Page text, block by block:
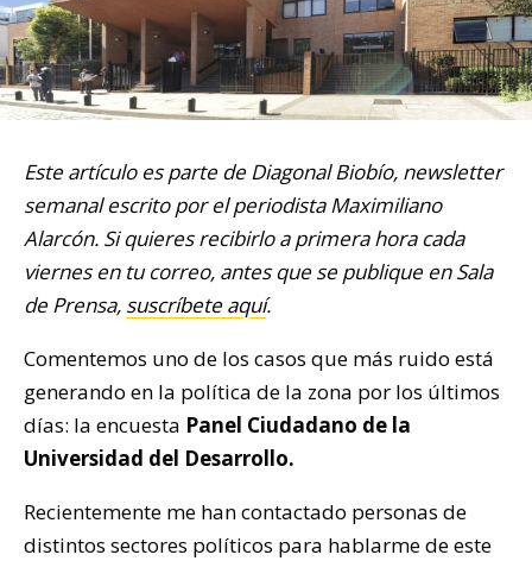
Este artículo es parte de Diagonal Biobío, newsletter
semanal escrito por el periodista Maximiliano
Alarcón. Si quieres recibirlo a primera hora cada
viernes en tu correo, antes que se publique en Sala
de Prensa, suscríbete aquí.
Comentemos uno de los casos que más ruido está
generando en la política de la zona por los últimos
días: la encuesta Panel Ciudadano de la
Universidad del Desarrollo.
Recientemente me han contactado personas de
distintos sectores políticos para hablarme de este